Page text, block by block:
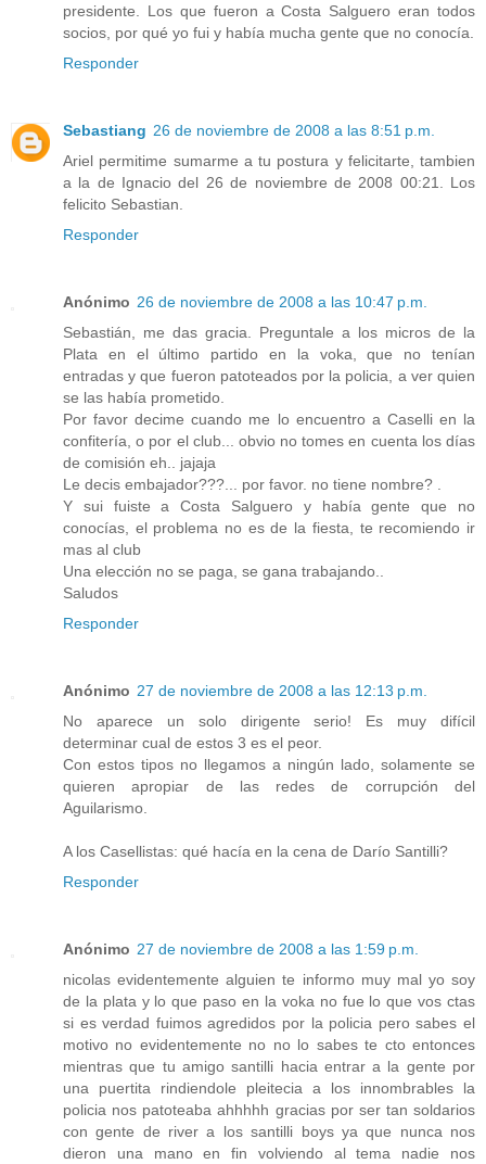
presidente. Los que fueron a Costa Salguero eran todos
socios, por qué yo fui y había mucha gente que no conocía.
Responder
Sebastiang 26 de noviembre de 2008 a las 8:51 p.m.
Ariel permitime sumarme a tu postura y felicitarte, tambien
a la de Ignacio del 26 de noviembre de 2008 00:21. Los
felicito Sebastian.
Responder
Anónimo 26 de noviembre de 2008 a las 10:47 p.m.
Sebastián, me das gracia. Preguntale a los micros de la
Plata en el último partido en la voka, que no tenían
entradas y que fueron patoteados por la policia, a ver quien
se las había prometido.
Por favor decime cuando me lo encuentro a Caselli en la
confitería, o por el club... obvio no tomes en cuenta los días
de comisión eh.. jajaja
Le decis embajador???... por favor. no tiene nombre? .
Y sui fuiste a Costa Salguero y había gente que no
conocías, el problema no es de la fiesta, te recomiendo ir
mas al club
Una elección no se paga, se gana trabajando..
Saludos
Responder
Anónimo 27 de noviembre de 2008 a las 12:13 p.m.
No aparece un solo dirigente serio! Es muy difícil
determinar cual de estos 3 es el peor.
Con estos tipos no llegamos a ningún lado, solamente se
quieren apropiar de las redes de corrupción del
Aguilarismo.
A los Casellistas: qué hacía en la cena de Darío Santilli?
Responder
Anónimo 27 de noviembre de 2008 a las 1:59 p.m.
nicolas evidentemente alguien te informo muy mal yo soy
de la plata y lo que paso en la voka no fue lo que vos ctas
si es verdad fuimos agredidos por la policia pero sabes el
motivo no evidentemente no no lo sabes te cto entonces
mientras que tu amigo santilli hacia entrar a la gente por
una puertita rindiendole pleitecia a los innombrables la
policia nos patoteaba ahhhhh gracias por ser tan soldarios
con gente de river a los santilli boys ya que nunca nos
dieron una mano en fin volviendo al tema nadie nos